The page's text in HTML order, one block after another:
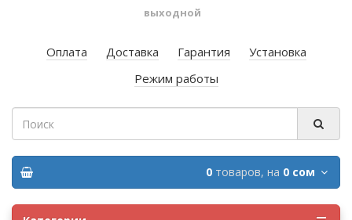
выходной
Оплата Доставка Гарантия
Установка
Режим работы
0 товаров, на 0 сом